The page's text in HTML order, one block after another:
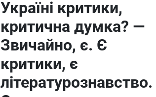
Україні критики,
критична думка? —
Звичайно, є. Є
критики, є
літературознавство.